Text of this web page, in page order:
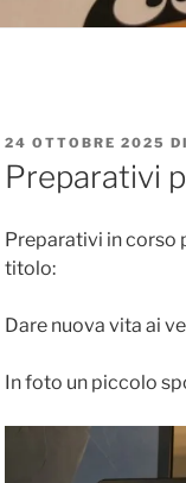
PUBBLICATO
IL
24 OTTOBRE 2025 DI
Preparativi
Preparativi in corso
titolo:
Dare nuova vita ai
In foto un piccolo